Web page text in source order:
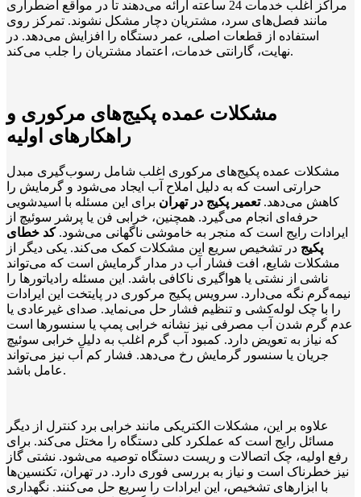
مراکز اغلب خدمات 24 ساعته ارائه می‌دهند تا در مواقع اضطراری
مانند فصل‌های سرد، مشتریان دچار مشکل نشوند. تمرکز روی
استفاده از قطعات اصلی، عمر دستگاه را افزایش می‌دهد. در
نهایت، گارانتی خدمات، اعتماد مشتریان را جلب می‌کند.
مشکلات عمده پکیج‌های مرکوری و
راهکارهای اولیه
مشکلات عمده پکیج‌های مرکوری اغلب شامل رسوب‌گیری مبدل
حرارتی است که به دلیل املاح آب ایجاد می‌شود و گرمایش را
کاهش می‌دهد.تعمیر پکیج در تهران برای این مسئله با اسیدشویی
حرفه‌ای انجام می‌گیرد. همچنین، خرابی فن یا پرشر سوئیچ از
ایرادات رایج است که منجر به خاموشی ناگهانی می‌شود.کد خطای
پکیج در تشخیص سریع این مشکلات کمک می‌کند. یکی دیگر از
مشکلات شایع، افت فشار آب در مدار گرمایش است که می‌تواند
ناشی از نشتی یا هواگیری ناکافی باشد. این مسئله رادیاتورها را
نیمه‌گرم نگه می‌دارد. سرویس پکیج مرکوری در پایتخت این ایرادات
را با چک لوله‌کشی و تنظیم فشار حل می‌نماید. صدای غیرعادی یا
عدم گرم شدن آب مصرفی نیز نشانه خرابی پمپ یا سنسورها است
که نیاز به تعویض دارد. کمبود آب گرم اغلب به دلیل خرابی سوئیچ
جریان یا سنسور گرمایش رخ می‌دهد. فشار کم آب نیز می‌تواند
عامل باشد.
علاوه بر این، مشکلات الکتریکی مانند خرابی برد کنترل از دیگر
مسائل رایج است که عملکرد کلی دستگاه را مختل می‌کند. برای
رفع اولیه، چک اتصالات و ریست دستگاه توصیه می‌شود. نشتی گاز
نیز خطرناک است و نیاز به بررسی فوری دارد. در تهران، تکنسین‌ها
با ابزارهای تشخیص، این ایرادات را سریع حل می‌کنند. نگهداری